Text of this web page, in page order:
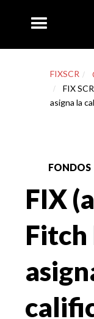
FIXSCR
FIX
asigna la
FONDOS
FIX
Fitch